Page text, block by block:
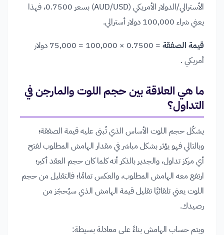
الأسترالي/الدولار الأمريكي (AUD/USD) بسعر 0.7500، فهذا
يعني شراء 100,000 دولار أسترالي.
قيمة الصفقة
= 0.7500 × 100,000 = 75,000 دولار
أمريكي .
ما هي العلاقة بين حجم اللوت والمارجن في
التداول؟
يشكّل حجم اللوت الأساس الذي تُبنى عليه قيمة الصفقة؛
وبالتالي فهو يؤثر بشكل مباشر في مقدار الهامش المطلوب لفتح
أي مركز تداول، والجدير بالذكر أنه كلما كان حجم العقد أكبر؛
ارتفع معه الهامش المطلوب، والعكس تمامًا؛ فالتقليل من حجم
اللوت يعني تلقائيًا تقليل قيمة الهامش الذي سيُحجَز من
رصيدك.
ويتم حساب الهامش بناءً على معادلة بسيطة: